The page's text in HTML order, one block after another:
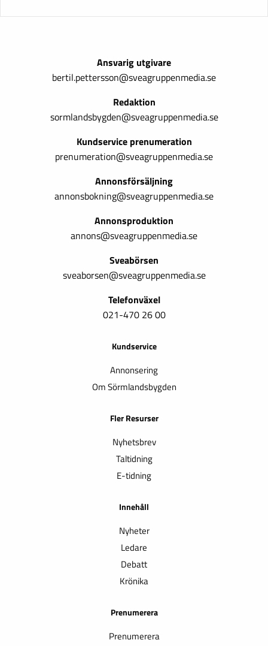
Ansvarig utgivare
bertil.pettersson@sveagruppenmedia.se
Redaktion
sormlandsbygden@sveagruppenmedia.se
Kundservice prenumeration
prenumeration@sveagruppenmedia.se
Annonsförsäljning
annonsbokning@sveagruppenmedia.se
Annonsproduktion
annons@sveagruppenmedia.se
Sveabörsen
sveaborsen@sveagruppenmedia.se
Telefonväxel
021-470 26 00
Kundservice
Annonsering
Om Sörmlandsbygden
Fler Resurser
Nyhetsbrev
Taltidning
E-tidning
Innehåll
Nyheter
Ledare
Debatt
Krönika
Prenumerera
Prenumerera